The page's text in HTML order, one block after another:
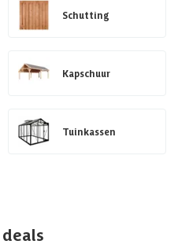
Schutting
Kapschuur
Tuinkassen
deals